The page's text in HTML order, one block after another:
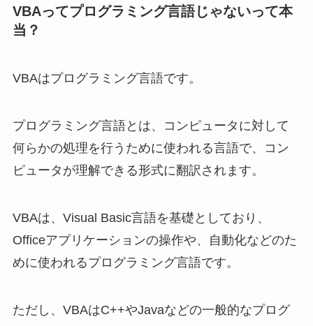
VBAってプログラミング言語じゃないって本
当？
VBAはプログラミング言語です。
プログラミング言語とは、コンピュータに対して
何らかの処理を行うために使われる言語で、コン
ピュータが理解できる形式に翻訳されます。
VBAは、Visual Basic言語を基礎としており、
Officeアプリケーションの操作や、自動化などのた
めに使われるプログラミング言語です。
ただし、VBAはC++やJavaなどの一般的なプログ